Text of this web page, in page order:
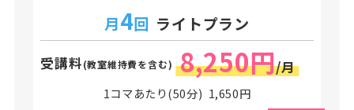
月4回 ライトプラン
受講料(教室維持費を含む) 8,250円/月
1コマあたり(50分) 1,650円